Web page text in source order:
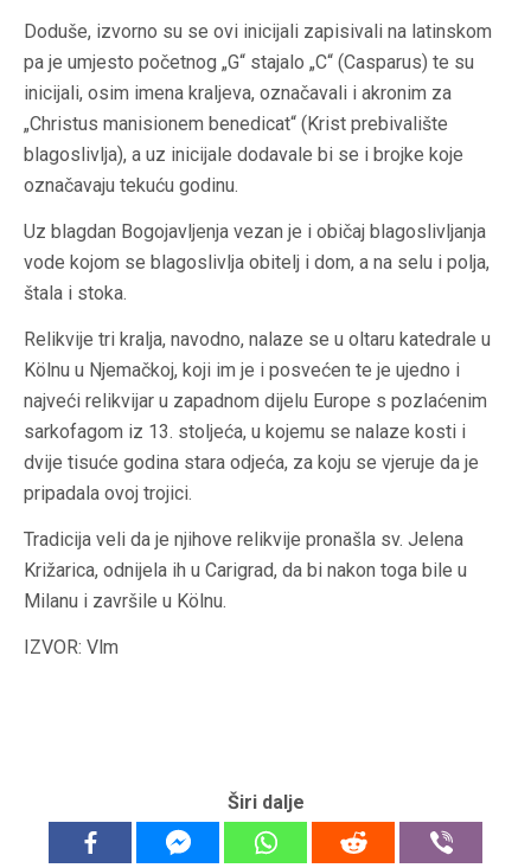
Doduše, izvorno su se ovi inicijali zapisivali na latinskom
pa je umjesto početnog „G“ stajalo „C“ (Casparus) te su
inicijali, osim imena kraljeva, označavali i akronim za
„Christus manisionem benedicat“ (Krist prebivalište
blagoslivlja), a uz inicijale dodavale bi se i brojke koje
označavaju tekuću godinu.
Uz blagdan Bogojavljenja vezan je i običaj blagoslivljanja
vode kojom se blagoslivlja obitelj i dom, a na selu i polja,
štala i stoka.
Relikvije tri kralja, navodno, nalaze se u oltaru katedrale u
Kölnu u Njemačkoj, koji im je i posvećen te je ujedno i
najveći relikvijar u zapadnom dijelu Europe s pozlaćenim
sarkofagom iz 13. stoljeća, u kojemu se nalaze kosti i
dvije tisuće godina stara odjeća, za koju se vjeruje da je
pripadala ovoj trojici.
Tradicija veli da je njihove relikvije pronašla sv. Jelena
Križarica, odnijela ih u Carigrad, da bi nakon toga bile u
Milanu i završile u Kölnu.
IZVOR: Vlm
Širi dalje